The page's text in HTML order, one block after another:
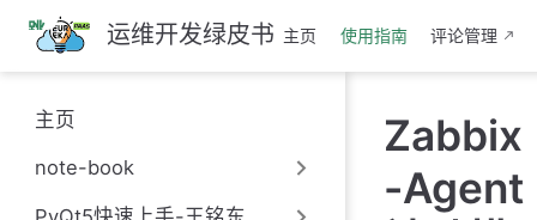
跳
至
主
要
內
运维开发绿皮书 主页 使用指南 评论管理
主页
note-book
Zabbix
-Agent